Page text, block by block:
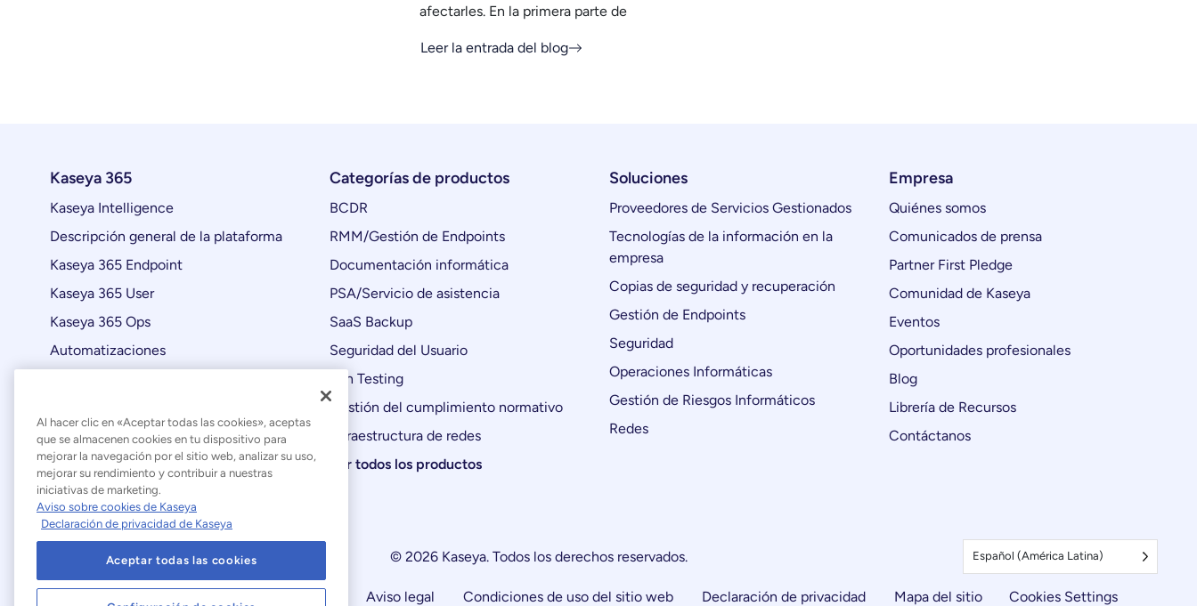
afectarles. En la primera parte de
Leer la entrada del blog
Kaseya 365
Kaseya Intelligence
Descripción general de la plataforma
Kaseya 365 Endpoint
Kaseya 365 User
Kaseya 365 Ops
Automatizaciones
Categorías de productos
BCDR
RMM/Gestión de Endpoints
Documentación informática
PSA/Servicio de asistencia
SaaS Backup
Seguridad del Usuario
Pen Testing
Gestión del cumplimiento normativo
Infraestructura de redes
Ver todos los productos
Soluciones
Proveedores de Servicios Gestionados
Tecnologías de la información en la
empresa
Copias de seguridad y recuperación
Gestión de Endpoints
Seguridad
Operaciones Informáticas
Gestión de Riesgos Informáticos
Redes
Empresa
Quiénes somos
Comunicados de prensa
Partner First Pledge
Comunidad de Kaseya
Eventos
Oportunidades profesionales
Blog
Librería de Recursos
Contáctanos
© 2026 Kaseya. Todos los derechos reservados. Español (América Latina)
Aviso legal Condiciones de uso del sitio web Declaración de privacidad Mapa del sitio Cookies Settings
Al hacer clic en «Aceptar todas las cookies», aceptas
que se almacenen cookies en tu dispositivo para
mejorar la navegación por el sitio web, analizar su uso,
mejorar su rendimiento y contribuir a nuestras
iniciativas de marketing.
Aviso sobre cookies de Kaseya
Declaración de privacidad de Kaseya
Aceptar todas las cookies